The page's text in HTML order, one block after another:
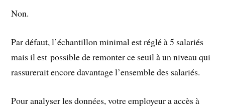
Non.
Par défaut, l’échantillon minimal est réglé à 5 salariés
mais il est possible de remonter ce seuil à un niveau qui
rassurerait encore davantage l’ensemble des salariés.
Pour analyser les données, votre employeur a accès à